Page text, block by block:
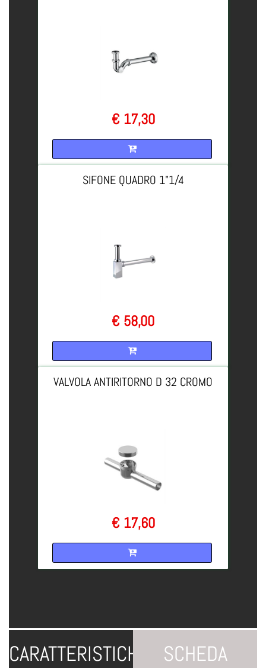
€ 17,30
SIFONE QUADRO 1"1/4
€ 58,00
VALVOLA ANTIRITORNO D 32 CROMO
€ 17,60
CARATTERISTICHE
SCHEDA